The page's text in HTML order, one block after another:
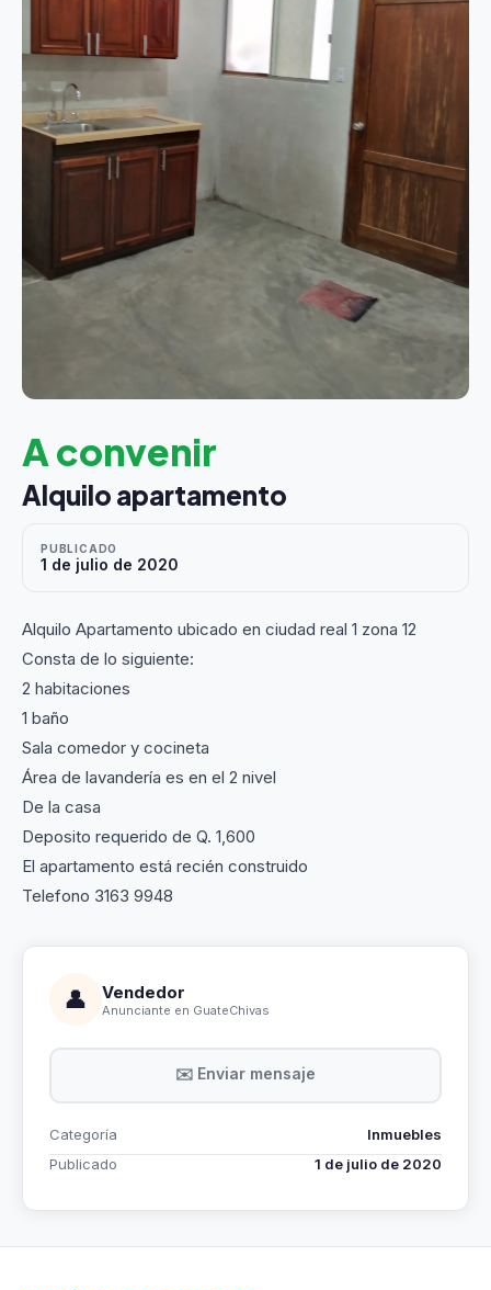
A convenir
Alquilo apartamento
PUBLICADO
1 de julio de 2020
Alquilo Apartamento ubicado en ciudad real 1 zona 12
Consta de lo siguiente:
2 habitaciones
1 baño
Sala comedor y cocineta
Área de lavandería es en el 2 nivel
De la casa
Deposito requerido de Q. 1,600
El apartamento está recién construido
Telefono 3163 9948
👤 Vendedor
Anunciante en GuateChivas
✉️ Enviar mensaje
Categoría
Inmuebles
Publicado
1 de julio de 2020